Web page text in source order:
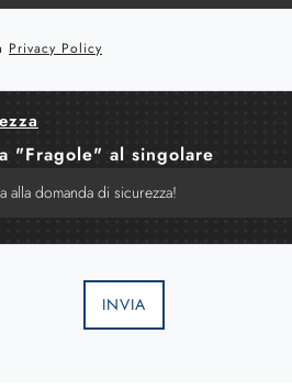
Privacy Policy
"Fragole" al singolare
INVIA